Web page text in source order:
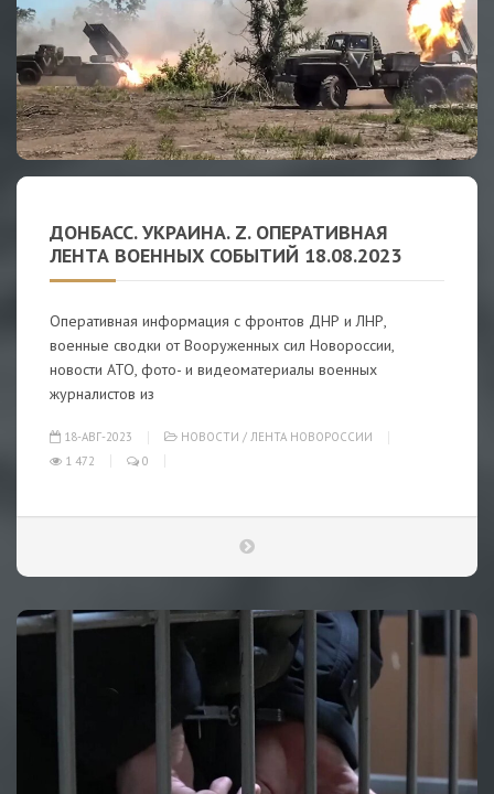
ДОНБАСС. УКРАИНА. Z. ОПЕРАТИВНАЯ
ЛЕНТА ВОЕННЫХ СОБЫТИЙ 18.08.2023
Оперативная информация с фронтов ДНР и ЛНР,
военные сводки от Вооруженных сил Новороссии,
новости АТО, фото- и видеоматериалы военных
журналистов из
18-АВГ-2023 НОВОСТИ / ЛЕНТА НОВОРОССИИ
1 472
0